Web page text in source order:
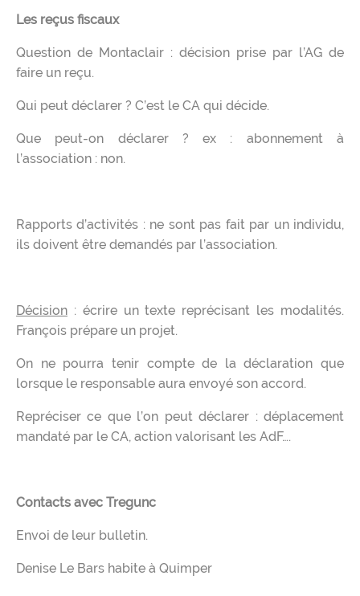
Les reçus fiscaux
Question de Montaclair : décision prise par l’AG de
faire un reçu.
Qui peut déclarer ? C’est le CA qui décide.
Que peut-on déclarer ? ex : abonnement à
l’association : non.
Rapports d’activités : ne sont pas fait par un individu,
ils doivent être demandés par l’association.
Décision : écrire un texte reprécisant les modalités.
François prépare un projet.
On ne pourra tenir compte de la déclaration que
lorsque le responsable aura envoyé son accord.
Repréciser ce que l’on peut déclarer : déplacement
mandaté par le CA, action valorisant les AdF….
Contacts avec Tregunc
Envoi de leur bulletin.
Denise Le Bars habite à Quimper